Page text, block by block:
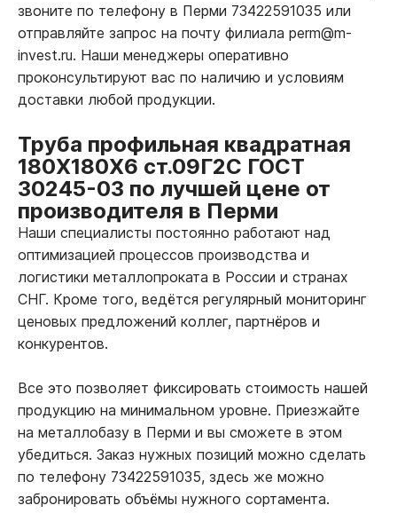
звоните по телефону в Перми 73422591035 или
отправляйте запрос на почту филиала perm@m-
invest.ru. Наши менеджеры оперативно
проконсультируют вас по наличию и условиям
доставки любой продукции.
Труба профильная квадратная
180Х180Х6 ст.09Г2С ГОСТ
30245-03 по лучшей цене от
производителя в Перми
Наши специалисты постоянно работают над
оптимизацией процессов производства и
логистики металлопроката в России и странах
СНГ. Кроме того, ведётся регулярный мониторинг
ценовых предложений коллег, партнёров и
конкурентов.
Все это позволяет фиксировать стоимость нашей
продукцию на минимальном уровне. Приезжайте
на металлобазу в Перми и вы сможете в этом
убедиться. Заказ нужных позиций можно сделать
по телефону 73422591035, здесь же можно
забронировать объёмы нужного сортамента.